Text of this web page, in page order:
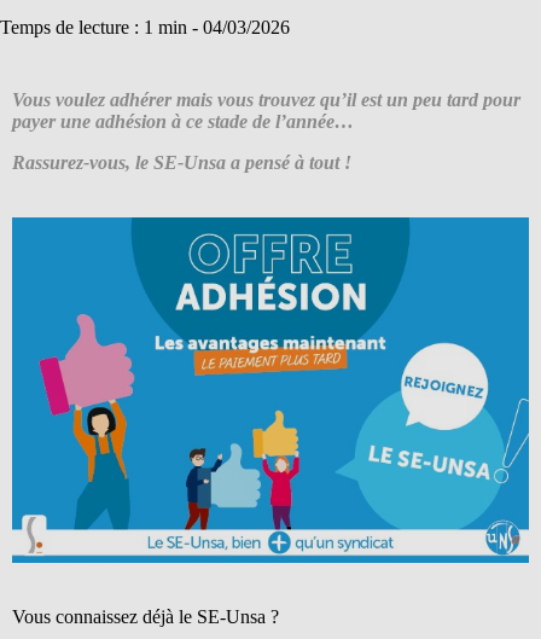
Temps de lecture : 1 min - 04/03/2026
Vous voulez adhérer mais vous trouvez qu’il est un peu tard pour
payer une adhésion à ce stade de l’année…
Rassurez-vous, le SE-Unsa a pensé à tout !
Vous connaissez déjà le SE-Unsa ?